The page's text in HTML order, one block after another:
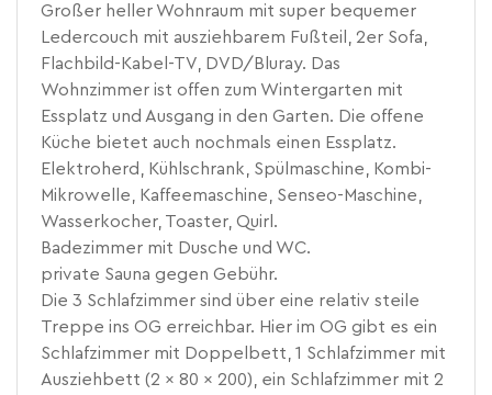
Großer heller Wohnraum mit super bequemer
Ledercouch mit ausziehbarem Fußteil, 2er Sofa,
Flachbild-Kabel-TV, DVD/Bluray. Das
Wohnzimmer ist offen zum Wintergarten mit
Essplatz und Ausgang in den Garten. Die offene
Küche bietet auch nochmals einen Essplatz.
Elektroherd, Kühlschrank, Spülmaschine, Kombi-
Mikrowelle, Kaffeemaschine, Senseo-Maschine,
Wasserkocher, Toaster, Quirl.
Badezimmer mit Dusche und WC.
private Sauna gegen Gebühr.
Die 3 Schlafzimmer sind über eine relativ steile
Treppe ins OG erreichbar. Hier im OG gibt es ein
Schlafzimmer mit Doppelbett, 1 Schlafzimmer mit
Ausziehbett (2 x 80 x 200), ein Schlafzimmer mit 2